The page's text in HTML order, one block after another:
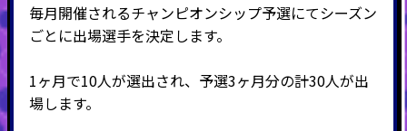
毎月開催されるチャンピオンシップ予選にてシーズン
ごとに出場選手を決定します。
1ヶ月で10人が選出され、予選3ヶ月分の計30人が出
場します。